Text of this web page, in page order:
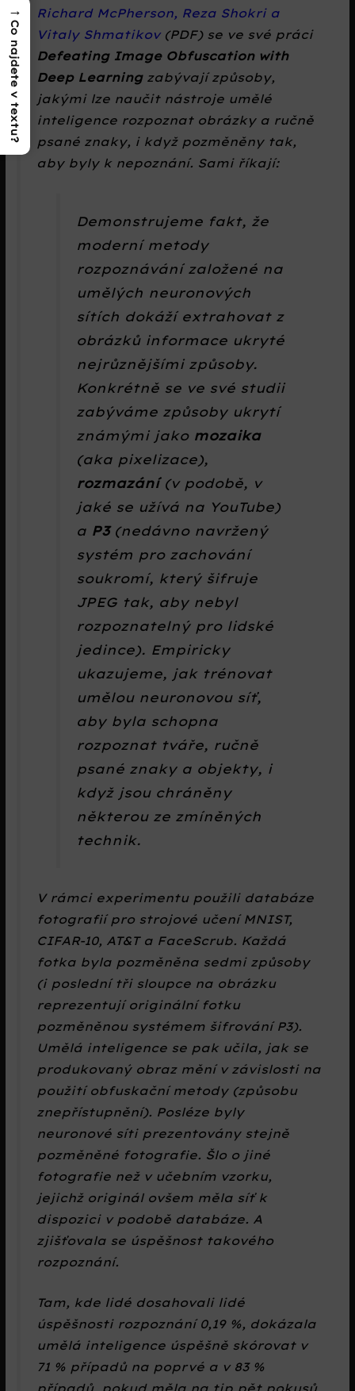
Richard McPherson, Reza Shokri a
Vitaly Shmatikov(PDF) se ve své práci
Defeating Image Obfuscation with
Deep Learningzabývají způsoby,
jakými lze naučit nástroje umělé
inteligence rozpoznat obrázky a ručně
psané znaky, i když pozměněny tak,
aby byly k nepoznání. Sami říkají:
Demonstrujeme fakt, že
moderní metody
rozpoznávání založené na
umělých neuronových
sítích dokáží extrahovat z
obrázků informace ukryté
nejrůznějšími způsoby.
Konkrétně se ve své studii
zabýváme způsoby ukrytí
známými jako mozaika
(aka pixelizace),
rozmazání(v podobě, v
jaké se užívá na YouTube)
a P3(nedávno navržený
systém pro zachování
soukromí, který šifruje
JPEG tak, aby nebyl
rozpoznatelný pro lidské
jedince). Empiricky
ukazujeme, jak trénovat
umělou neuronovou síť,
aby byla schopna
rozpoznat tváře, ručně
psané znaky a objekty, i
když jsou chráněny
některou ze zmíněných
technik.
V rámci experimentu použili databáze
fotografií pro strojové učení MNIST,
CIFAR-10, AT&T a FaceScrub. Každá
fotka byla pozměněna sedmi způsoby
(i poslední tři sloupce na obrázku
reprezentují originální fotku
pozměněnou systémem šifrování P3).
Umělá inteligence se pak učila, jak se
produkovaný obraz mění v závislosti na
použití obfuskační metody (způsobu
znepřístupnění). Posléze byly
neuronové síti prezentovány stejně
pozměněné fotografie. Šlo o jiné
fotografie než v učebním vzorku,
jejichž originál ovšem měla síť k
dispozici v podobě databáze. A
zjišťovala se úspěšnost takového
rozpoznání.
Tam, kde lidé dosahovali lidé
úspěšnosti rozpoznání 0,19 %, dokázala
umělá inteligence úspěšně skórovat v
71 % případů na poprvé a v 83 %
→
Co najdete v textu?